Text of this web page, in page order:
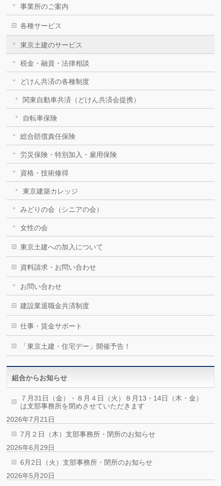
事業所のご案内
各種サービス
東京土建のサービス
税金・融資・法律相談
どけん共済の各種制度
関東自動車共済（どけん共済会提携）
自転車保険
総合賠償責任保険
労災保険・特別加入・雇用保険
資格・技術修得
東京建築カレッジ
みどりの会（シニアの会）
女性の会
東京土建への加入について
資料請求・お問い合わせ
お問い合わせ
建設業退職金共済制度
仕事・賃金サポート
「東京土建・住宅デー」開催予告！
組合からお知らせ
７月31日（金）・８月４日（火）８月13・14日（木・金）
は支部事務所を閉めさせていただきます
2026年7月21日
7月２日（木）支部事務所・閉所のお知らせ
2026年6月29日
6月2日（火）支部事務所・閉所のお知らせ
2026年5月20日